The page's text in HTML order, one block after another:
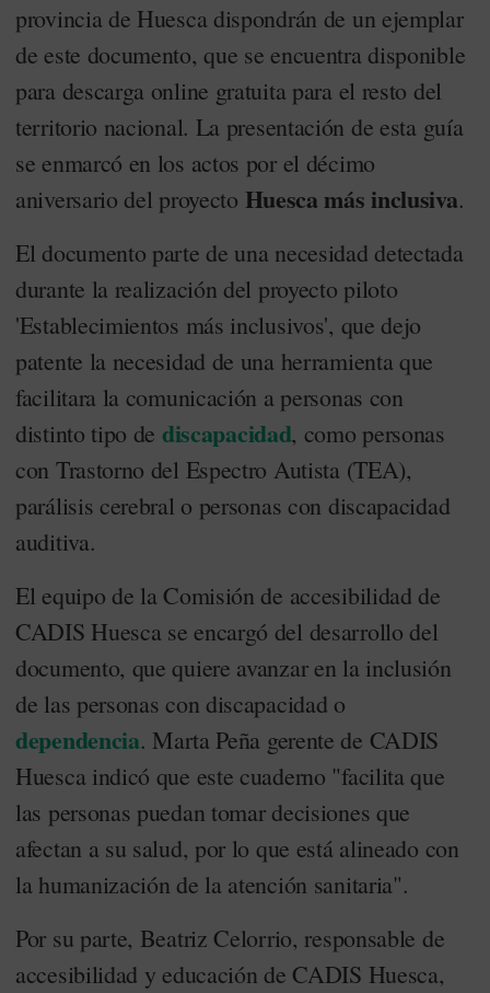
provincia de Huesca dispondrán de un ejemplar
de este documento, que se encuentra disponible
para descarga online gratuita para el resto del
territorio nacional. La presentación de esta guía
se enmarcó en los actos por el décimo
aniversario del proyecto Huesca más inclusiva.
El documento parte de una necesidad detectada
durante la realización del proyecto piloto
'Establecimientos más inclusivos', que dejo
patente la necesidad de una herramienta que
facilitara la comunicación a personas con
distinto tipo de discapacidad, como personas
con Trastorno del Espectro Autista (TEA),
parálisis cerebral o personas con discapacidad
auditiva.
El equipo de la Comisión de accesibilidad de
CADIS Huesca se encargó del desarrollo del
documento, que quiere avanzar en la inclusión
de las personas con discapacidad o
dependencia. Marta Peña gerente de CADIS
Huesca indicó que este cuaderno "facilita que
las personas puedan tomar decisiones que
afectan a su salud, por lo que está alineado con
la humanización de la atención sanitaria".
Por su parte, Beatriz Celorrio, responsable de
accesibilidad y educación de CADIS Huesca,